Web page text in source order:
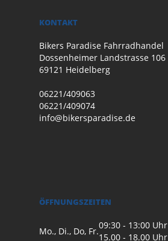
KONTAKT
Bikers Paradise Fahrradhandel
Dossenheimer Landstrasse 106
69121 Heidelberg
06221/409063
06221/409074
info@bikersparadise.de
ÖFFNUNGSZEITEN
Mo., Di., Do, Fr.
09:30 - 13:00 Uhr
15.00 - 18.00 Uhr